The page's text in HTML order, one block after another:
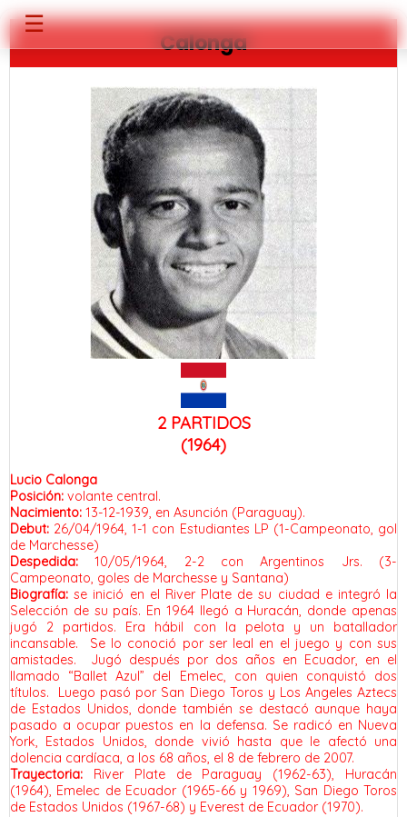
☰
Calonga
2 PARTIDOS
(1964)
Lucio Calonga
Posición: volante central.
Nacimiento: 13-12-1939, en Asunción (Paraguay).
Debut: 26/04/1964, 1-1 con Estudiantes LP (1-Campeonato, gol
de Marchesse)
Despedida: 10/05/1964, 2-2 con Argentinos Jrs. (3-
Campeonato, goles de Marchesse y Santana)
Biografía: se inició en el River Plate de su ciudad e integró la
Selección de su país. En 1964 llegó a Huracán, donde apenas
jugó 2 partidos. Era hábil con la pelota y un batallador
incansable. Se lo conoció por ser leal en el juego y con sus
amistades. Jugó después por dos años en Ecuador, en el
llamado “Ballet Azul” del Emelec, con quien conquistó dos
títulos. Luego pasó por San Diego Toros y Los Angeles Aztecs
de Estados Unidos, donde también se destacó aunque haya
pasado a ocupar puestos en la defensa. Se radicó en Nueva
York, Estados Unidos, donde vivió hasta que le afectó una
dolencia cardíaca, a los 68 años, el 8 de febrero de 2007.
Trayectoria: River Plate de Paraguay (1962-63), Huracán
(1964), Emelec de Ecuador (1965-66 y 1969), San Diego Toros
de Estados Unidos (1967-68) y Everest de Ecuador (1970).